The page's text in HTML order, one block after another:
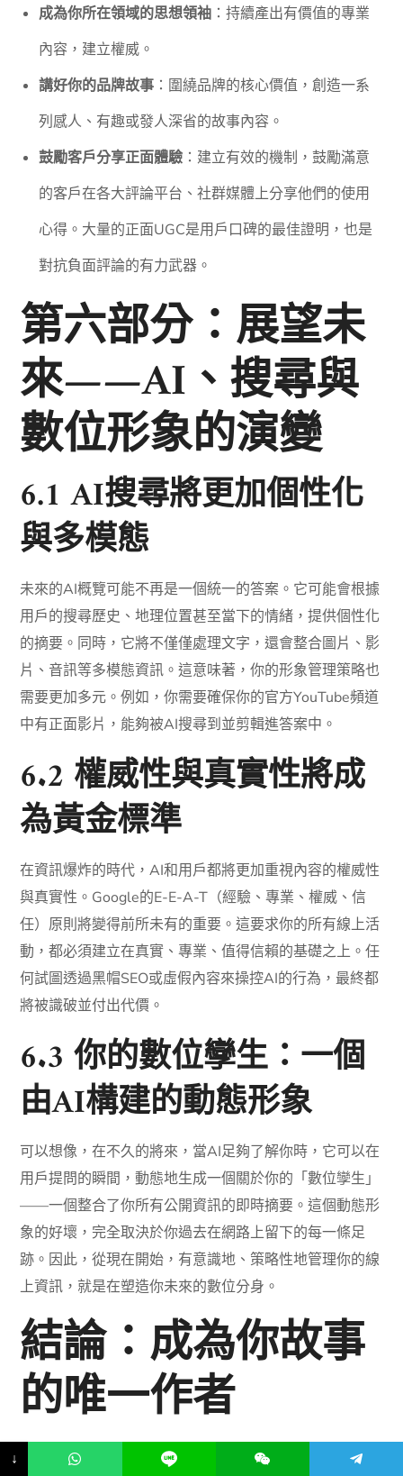
成為你所在領域的思想領袖 ：持續產出有價值的專業
內容，建立權威。
講好你的品牌故事 ：圍繞品牌的核心價值，創造一系
列感人、有趣或發人深省的故事內容。
鼓勵客戶分享正面體驗 ：建立有效的機制，鼓勵滿意
的客戶在各大評論平台、社群媒體上分享他們的使用
心得。大量的正面UGC是用戶口碑的最佳證明，也是
對抗負面評論的有力武器。
第六部分：展望未
來——AI、搜尋與
數位形象的演變
6.1 AI搜尋將更加個性化
與多模態
未來的AI概覽可能不再是一個統一的答案。它可能會根據
用戶的搜尋歷史、地理位置甚至當下的情緒，提供個性化
的摘要。同時，它將不僅僅處理文字，還會整合圖片、影
片、音訊等多模態資訊。這意味著，你的形象管理策略也
需要更加多元。例如，你需要確保你的官方YouTube頻道
中有正面影片，能夠被AI搜尋到並剪輯進答案中。
6.2 權威性與真實性將成
為黃金標準
在資訊爆炸的時代，AI和用戶都將更加重視內容的權威性
與真實性。Google的E-E-A-T（經驗、專業、權威、信
任）原則將變得前所未有的重要。這要求你的所有線上活
動，都必須建立在真實、專業、值得信賴的基礎之上。任
何試圖透過黑帽SEO或虛假內容來操控AI的行為，最終都
將被識破並付出代價。
6.3 你的數位孿生：一個
由AI構建的動態形象
可以想像，在不久的將來，當AI足夠了解你時，它可以在
用戶提問的瞬間，動態地生成一個關於你的「數位孿生」
——一個整合了你所有公開資訊的即時摘要。這個動態形
象的好壞，完全取決於你過去在網路上留下的每一條足
跡。因此，從現在開始，有意識地、策略性地管理你的線
上資訊，就是在塑造你未來的數位分身。
結論：成為你故事
的唯一作者
AI概覽的出現，確實為個人和 企業的聲譽管理
帶來了新的
↓